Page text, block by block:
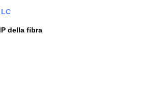
della fibra